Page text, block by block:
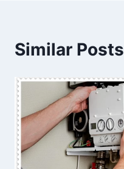
Similar Posts